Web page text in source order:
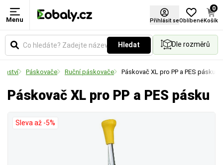
Menu Přihlásit seOblíbené
0
Košík
Hledat Dle rozměrů
Páskovače Ruční páskovače Páskovač XL pro PP a PES pásku
Páskovač XL pro PP a PES pásku
Sleva až -5%
Šířka pásky
Udává šířku pásky nebo materiálu v milimetrech.
spoje a velikosti balených předmětů.